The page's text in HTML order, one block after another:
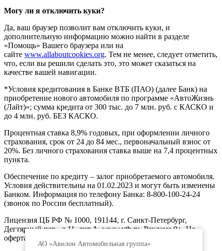
АО «Авилон Автомобильная группа»
Могу ли я отключить куки?
Да, ваш браузер позволит вам отключить куки, и
дополнительную информацию можно найти в разделе
«Помощь» Вашего браузера или на
сайте www.allaboutcookies.org. Тем не менее, следует отметить,
что, если вы решили сделать это, это может сказаться на
качестве вашей навигации.
*Условия кредитования в Банке ВТБ (ПАО) (далее Банк) на
приобретение нового автомобиля по программе «АвтоЖизнь
(Лайт)»; сумма кредита от 300 тыс. до 7 млн. руб. с КАСКО и
до 4 млн. руб. БЕЗ КАСКО.
Процентная ставка 8,9% годовых, при оформлении личного
страхования, срок от 24 до 84 мес., первоначальный взнос от
20%. Без личного страхования ставка выше на 7,4 процентных
пункта.
Обеспечение по кредиту – залог приобретаемого автомобиля.
Условия действительны на 01.02.2023 и могут быть изменены
Банком. Информация по телефону Банка: 8-800-100-24-24
(звонок по России бесплатный).
Лицензия ЦБ РФ № 1000, 191144, г. Санкт-Петербург,
Дегтярный пер., д.11, лит.А. www.vtb.ru. Реклама 0+. Не
оферта.